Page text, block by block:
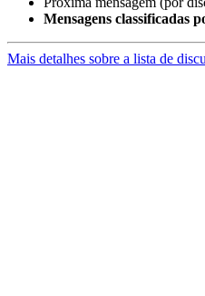
Mensagens classificadas
Mais detalhes sobre a lista de